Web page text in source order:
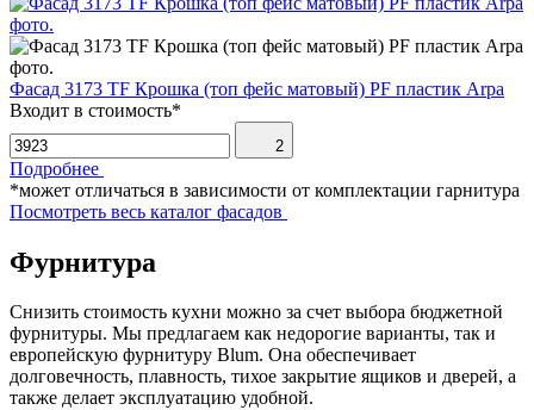
Фасад 3173 TF Крошка (топ фейс матовый) PF пластик Arpa
Входит в стоимость*
2
Подробнее
*может отличаться в зависимости от комплектации гарнитура
Посмотреть весь каталог фасадов
Фурнитура
Снизить стоимость кухни можно за счет выбора бюджетной
фурнитуры. Мы предлагаем как недорогие варианты, так и
европейскую фурнитуру Blum. Она обеспечивает
долговечность, плавность, тихое закрытие ящиков и дверей, а
также делает эксплуатацию удобной.